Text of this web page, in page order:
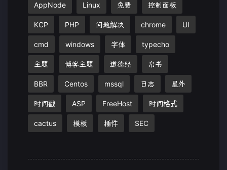
AppNode Linux 免费 控制面板
KCP PHP 问题解决 chrome UI
cmd windows 字体 typecho
主题 博客主题 道德经 帛书
BBR Centos mssql 日志 星外
时间戳 ASP FreeHost 时间格式
cactus 模板 插件 SEC